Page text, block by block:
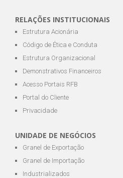
RELAÇÕES INSTITUCIONAIS
Estrutura Acionária
Código de Ética e Conduta
Estrutura Organizacional
Demonstrativos Financeiros
Acesso Portais RFB
Portal do Cliente
Privacidade
UNIDADE DE NEGÓCIOS
Granel de Exportação
Granel de Importação
Industrializados